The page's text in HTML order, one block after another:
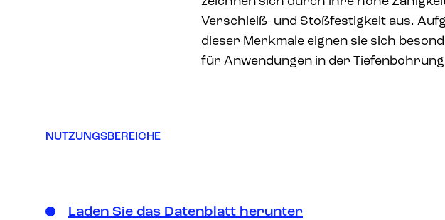
Verschleiß- und Stoßfestigkeit aus.
dieser Merkmale eignen sie sich
für Anwendungen in der
NUTZUNGSBEREICHE
Laden Sie das Datenblatt herunter